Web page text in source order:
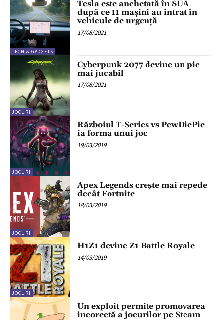
TECH & GADGETS
Tesla este anchetată în SUA
după ce 11 mașini au intrat în
vehicule de urgență
17/08/2021
JOCURI
Cyberpunk 2077 devine un pic
mai jucabil
17/08/2021
JOCURI
Războiul T-Series vs PewDiePie
ia forma unui joc
19/03/2019
JOCURI
Apex Legends crește mai repede
decât Fortnite
18/03/2019
JOCURI
H1Z1 devine Z1 Battle Royale
14/03/2019
Un exploit permite promovarea
incorectă a jocurilor pe Steam